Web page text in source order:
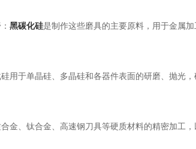
黑碳化硅是制作这些磨具的主要原料，用于金属
于单晶硅、多晶硅和各器件表面的研磨、抛光，
、钛合金、高速钢刀具等硬质材料的精密加工，